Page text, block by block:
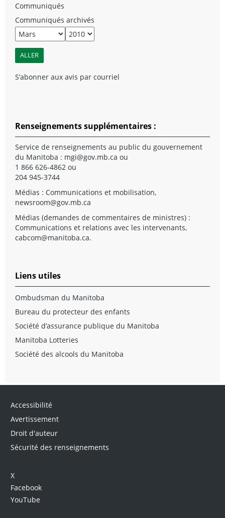
Communiqués
Communiqués archivés
S’abonner aux avis par courriel
Renseignements supplémentaires :
Service de renseignements au public du gouvernement
du Manitoba : mgi@gov.mb.ca ou
1 866 626-4862 ou
204 945-3744
Médias : Communications et mobilisation,
newsroom@gov.mb.ca
Médias (demandes de commentaires de ministres) :
Communications et relations avec les intervenants,
cabcom@manitoba.ca.
Liens utiles
Ombudsman du Manitoba
Bureau du protecteur des enfants
Société d’assurance publique du Manitoba
Manitoba Lotteries
Société des alcools du Manitoba
Accessibilité
Avertissement
Droit d'auteur
Sécurité des renseignements
X
Facebook
YouTube